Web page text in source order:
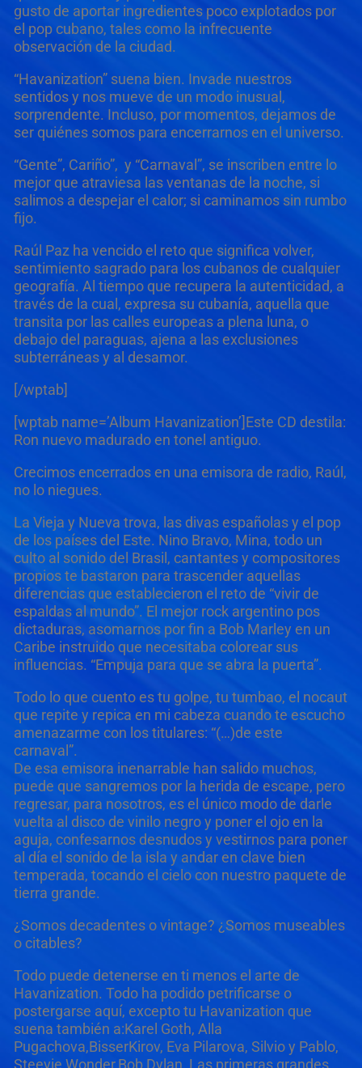
gusto de aportar ingredientes poco explotados por
el pop cubano, tales como la infrecuente
observación de la ciudad.
“Havanization”suena bien. Invade nuestros
sentidos y nos mueve de un modo inusual,
sorprendente. Incluso, por momentos, dejamos de
ser quiénes somos para encerrarnos en el universo.
“Gente”, Cariño”, y “Carnaval”, se inscriben entre lo
mejor que atraviesa las ventanas de la noche, si
salimos a despejar el calor; si caminamos sin rumbo
fijo.
Raúl Paz ha vencido el reto que significa volver,
sentimiento sagrado para los cubanos de cualquier
geografía. Al tiempo que recupera la autenticidad, a
través de la cual, expresa su cubanía, aquella que
transita por las calles europeas a plena luna, o
debajo del paraguas, ajena a las exclusiones
subterráneas y al desamor.
[/wptab]
[wptab name=’Album Havanization’]Este CD destila:
Ron nuevo madurado en tonel antiguo.
Crecimos encerrados en una emisora de radio, Raúl,
no lo niegues.
La Vieja y Nueva trova, las divas españolas y el pop
de los países del Este. Nino Bravo, Mina, todo un
culto al sonido del Brasil, cantantes y compositores
propios te bastaron para trascender aquellas
diferencias que establecieron el reto de “vivir de
espaldas al mundo”. El mejor rock argentino pos
dictaduras, asomarnos por fin a Bob Marley en un
Caribe instruido que necesitaba colorear sus
influencias. “Empuja para que se abra la puerta”.
Todo lo que cuento es tu golpe, tu tumbao, el nocaut
que repite y repica en mi cabeza cuando te escucho
amenazarme con los titulares: “(…)de este
carnaval”.
De esa emisora inenarrable han salido muchos,
puede que sangremos por la herida de escape, pero
regresar, para nosotros, es el único modo de darle
vuelta al disco de vinilo negro y poner el ojo en la
aguja, confesarnos desnudos y vestirnos para poner
al día el sonido de la isla y andar en clave bien
temperada, tocando el cielo con nuestro paquete de
tierra grande.
¿Somos decadentes o vintage? ¿Somos museables
o citables?
Todo puede detenerse en ti menos el arte de
Havanization. Todo ha podido petrificarse o
postergarse aquí, excepto tu Havanization que
suena también a:Karel Goth, Alla
Pugachova,BisserKirov, Eva Pilarova, Silvio y Pablo,
Steevie Wonder,Bob Dylan, Las primeras grandes